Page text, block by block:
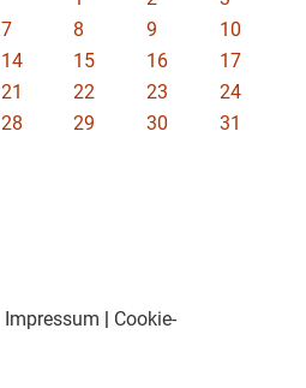
7 8 9
10
14 15 16
17
21 22 23
24
28 29 30
31
Impressum | Cookie-